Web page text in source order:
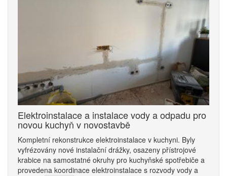
Elektroinstalace a instalace vody a odpadu pro
novou kuchyň v novostavbě
Kompletní rekonstrukce elektroinstalace v kuchyni. Byly
vyfrézovány nové instalační drážky, osazeny přístrojové
krabice na samostatné okruhy pro kuchyňské spotřebiče a
provedena koordinace elektroinstalace s rozvody vody a